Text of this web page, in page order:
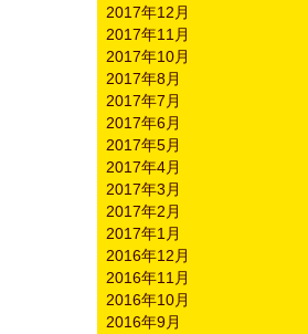
2017年12月
2017年11月
2017年10月
2017年8月
2017年7月
2017年6月
2017年5月
2017年4月
2017年3月
2017年2月
2017年1月
2016年12月
2016年11月
2016年10月
2016年9月